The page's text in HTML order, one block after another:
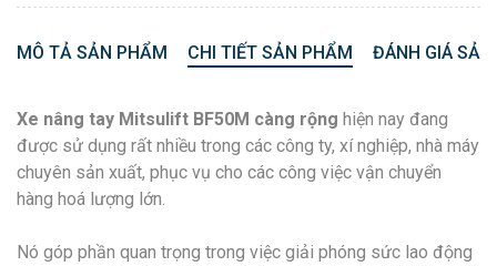
MÔ TẢ SẢN PHẨM CHI TIẾT SẢN PHẨM ĐÁNH GIÁ
Xe nâng tay Mitsulift BF50M càng rộng hiện nay đang
được sử dụng rất nhiều trong các công ty, xí nghiệp, nhà máy
chuyên sản xuất, phục vụ cho các công việc vận chuyển
hàng hoá lượng lớn.
Nó góp phần quan trọng trong việc giải phóng sức lao động